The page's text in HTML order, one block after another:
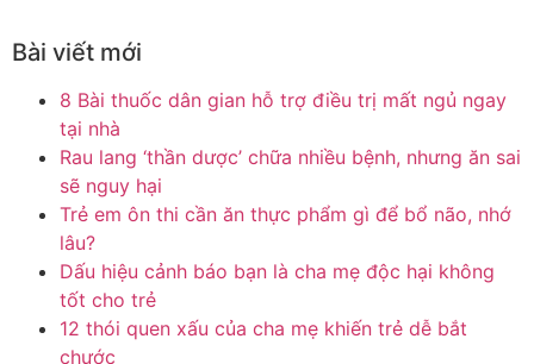
Bài viết mới
8 Bài thuốc dân gian hỗ trợ điều trị mất ngủ ngay
tại nhà
Rau lang ‘thần dược’ chữa nhiều bệnh, nhưng ăn sai
sẽ nguy hại
Trẻ em ôn thi cần ăn thực phẩm gì để bổ não, nhớ
lâu?
Dấu hiệu cảnh báo bạn là cha mẹ độc hại không
tốt cho trẻ
12 thói quen xấu của cha mẹ khiến trẻ dễ bắt
chước